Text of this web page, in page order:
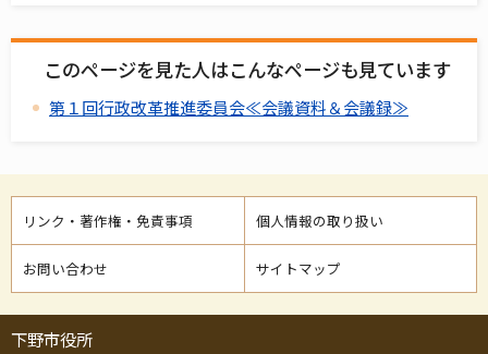
このページを見た人はこんなページも見ています
第１回行政改革推進委員会≪会議資料＆会議録≫
リンク・著作権・免責事項 個人情報の取り扱い
お問い合わせ サイトマップ
下野市役所